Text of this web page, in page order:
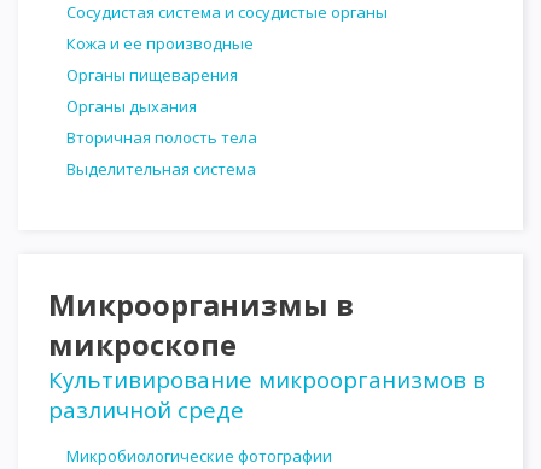
Сосудистая система и сосудистые органы
Кожа и ее производные
Органы пищеварения
Органы дыхания
Вторичная полость тела
Выделительная система
Микроорганизмы в
микроскопе
Культивирование микроорганизмов в
различной среде
Микробиологические фотографии